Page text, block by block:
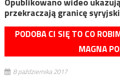
przekraczają granicę
PODOBA CI SIĘ TO CO
MAGNA
8 października 2017